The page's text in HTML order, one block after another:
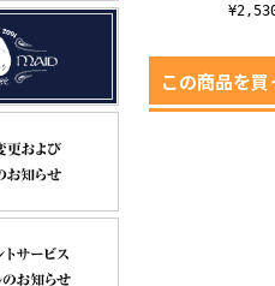
） ¥2,530（税込） ¥2,530
この商品を